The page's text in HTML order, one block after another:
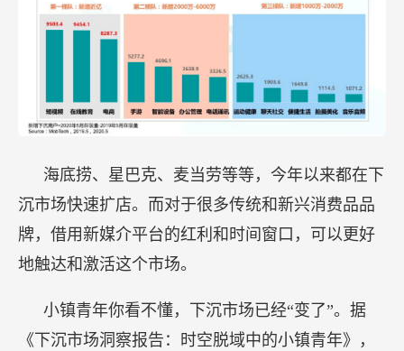
海底捞、星巴克、麦当劳等等，今年以来都在下
沉市场快速扩店。而对于很多传统和新兴消费品品
牌，借用新媒介平台的红利和时间窗口，可以更好
地触达和激活这个市场。
小镇青年你看不懂，下沉市场已经“变了”。据
《下沉市场洞察报告：时空脱域中的小镇青年》，